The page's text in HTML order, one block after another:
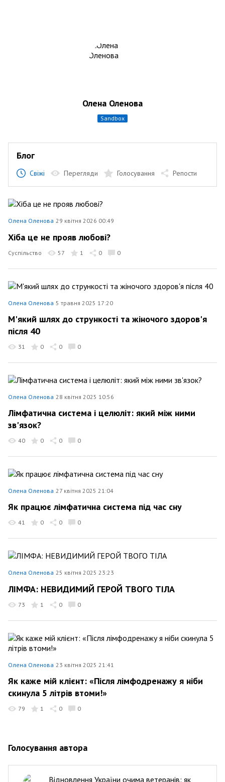
Олена Оленова
sandbox
Блог
Свіжі Перегляди Голосування Репости
Олена Оленова 29 квітня 2026 00:49
Хіба це не прояв любові?
Суспільство 57 1 0 0
Олена Оленова 5 травня 2025 17:20
М'який шлях до стрункості та жіночого здоров'я
після 40
31 0 0 0
Олена Оленова 28 квітня 2025 10:56
Лімфатична система і целюліт: який між ними
зв'язок?
40 0 0 0
Олена Оленова 27 квітня 2025 21:04
Як працює лімфатична система під час сну
41 0 0 0
Олена Оленова 25 квітня 2025 23:23
ЛІМФА: НЕВИДИМИЙ ГЕРОЙ ТВОГО ТІЛА
73 1 0 0
Олена Оленова 23 квітня 2025 21:41
Як каже мій клієнт: «Після лімфодренажу я ніби
скинула 5 літрів втоми!»
79 1 0 0
Голосування автора
Відновлення України очима ветеранів: як